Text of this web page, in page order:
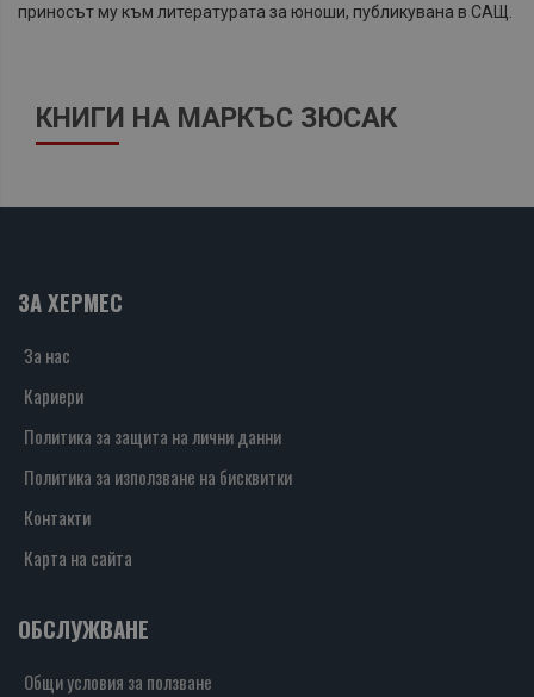
приносът му към литературата за юноши, публикувана в САЩ.
КНИГИ НА МАРКЪС ЗЮСАК
ЗА ХЕРМЕС
За нас
Кариери
Политика за защита на лични данни
Политика за използване на бисквитки
Контакти
Карта на сайта
ОБСЛУЖВАНЕ
Общи условия за ползване